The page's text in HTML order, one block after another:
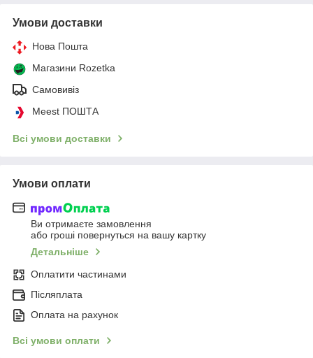
Умови доставки
Нова Пошта
Магазини Rozetka
Самовивіз
Meest ПОШТА
Всі умови доставки
Умови оплати
Ви отримаєте замовлення
або гроші повернуться на вашу картку
Детальніше
Оплатити частинами
Післяплата
Оплата на рахунок
Всі умови оплати